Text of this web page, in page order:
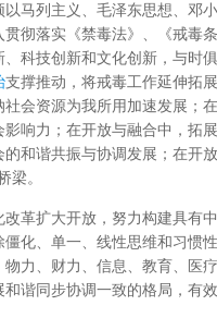
马列主义、毛泽东思想、邓
彻落实《禁毒法》、《戒毒
科技创新和文化创新，与时
支撑推动，将戒毒工作延伸拓
会资源为我所用加速发展；
响力；在开放与融合中，拓
和谐共振与协调发展；在开放
梁。
革扩大开放，努力构建具有
化、单一、线性思维和习惯
力、财力、信息、教育、医
谐同步协调一致的格局，有